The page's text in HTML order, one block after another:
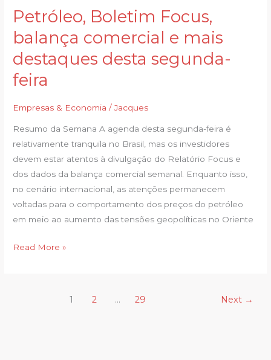
Petróleo, Boletim Focus,
balança comercial e mais
destaques desta segunda-
feira
Empresas & Economia /Jacques
Resumo da Semana A agenda desta segunda-feira é
relativamente tranquila no Brasil, mas os investidores
devem estar atentos à divulgação do Relatório Focus e
dos dados da balança comercial semanal. Enquanto isso,
no cenário internacional, as atenções permanecem
voltadas para o comportamento dos preços do petróleo
em meio ao aumento das tensões geopolíticas no Oriente
Petróleo,
Focus,
balança
comercial
e
mais
desta
segunda-
feira
Read More »
1 2 … 29 Next →